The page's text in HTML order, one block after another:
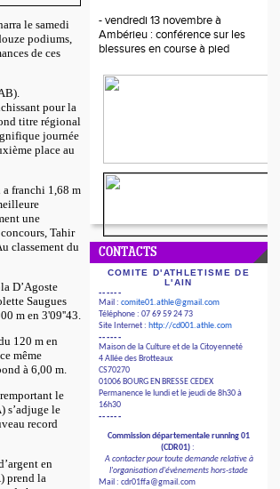
le samedi
podiums,
de ces
pour la
titre régional
journée
place au
a franchi 1,68 m
une
Tahir
classement du
D’Agoste
Saugues
m en 3'09''43.
120 m en
même
à 6,00 m.
le
s’adjuge le
record
en
prend la
- vendredi 13 novembre à
Ambérieu : conférence sur les
blessures en course à pied
CONTACTS
COMITE D'ATHLETISME DE
L'AIN
------
Mail : comite01.athle@gmail.com
Téléphone : 07 69 59 24 73
Site Internet : http://cd001.athle.com
------
Maison de la Culture et de la Citoyenneté
4 Allée des Brotteaux
CS70270
01006 BOURG EN BRESSE CEDEX
Permanence le lundi et le jeudi de 8h30 à
16h30
------
Commission départementale running 01
(CDR01):
A contacter pour toute demande relative à
l'organisation d'évènements hors-stade
Mail : cdr01ffa@gmail.com